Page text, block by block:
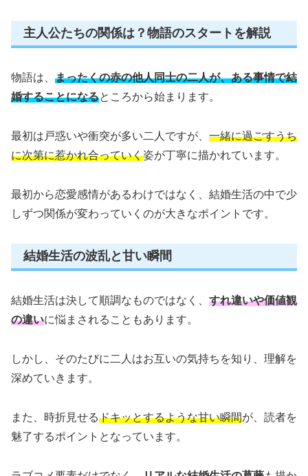
主人公たちの関係は？物語のスタートを解説
物語は、 まったくの赤の他人同士の二人が、ある事情で結
婚することになるところから始まります。
最初は戸惑いや衝突が多い二人ですが、 一緒に過ごすうち
に次第に惹かれ合っていく姿が丁寧に描かれています。
最初から恋愛感情があるわけではなく、結婚生活の中で少
しずつ関係が変わっていくのが大きなポイントです。
結婚生活の波乱と甘い瞬間
結婚生活は決して順調なものではなく、 すれ違いや価値観
の違いに悩まされることもあります。
しかし、そのたびに二人はお互いの気持ちを知り、理解を
深めていきます。
また、時折見せるドキッとするような甘い瞬間が、読者を
魅了するポイントとなっています。